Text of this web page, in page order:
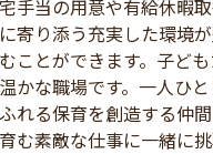
手当の用意や有給休暇
寄り添う充実した環境
ことができます。子ど
かな職場です。一人ひ
れる保育を創造する仲
む素敵な仕事に一緒に挑